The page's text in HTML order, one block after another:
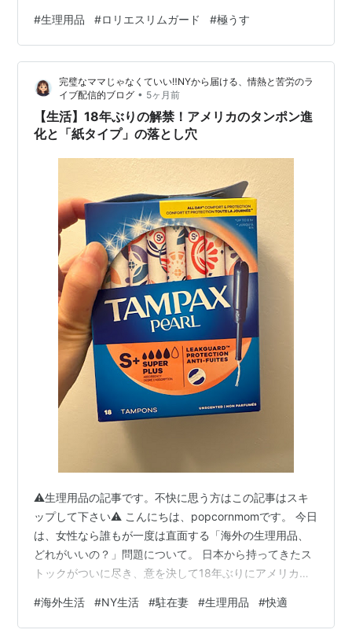
#生理用品 #ロリエスリムガード #極うす
完璧なママじゃなくていい‼️NYから届ける、情熱と苦労のラ
イブ配信的ブログ • 5ヶ月前
【生活】18年ぶりの解禁！アメリカのタンポン進
化と「紙タイプ」の落とし穴
⚠️生理用品の記事です。不快に思う方はこの記事はスキ
ップして下さい⚠️ こんにちは、popcornmomです。 今日
は、女性なら誰もが一度は直面する「海外の生理用品、
どれがいいの？」問題について。 日本から持ってきたス
トックがついに尽き、意を決して18年ぶりにアメリカの
えて 実は私、19年前にアメリカのタンポンで紐が切れる
という苦い経験をして以来、「アメリカ製は信用しな
#海外生活 #NY生活 #駐在妻 #生理用品 #快適